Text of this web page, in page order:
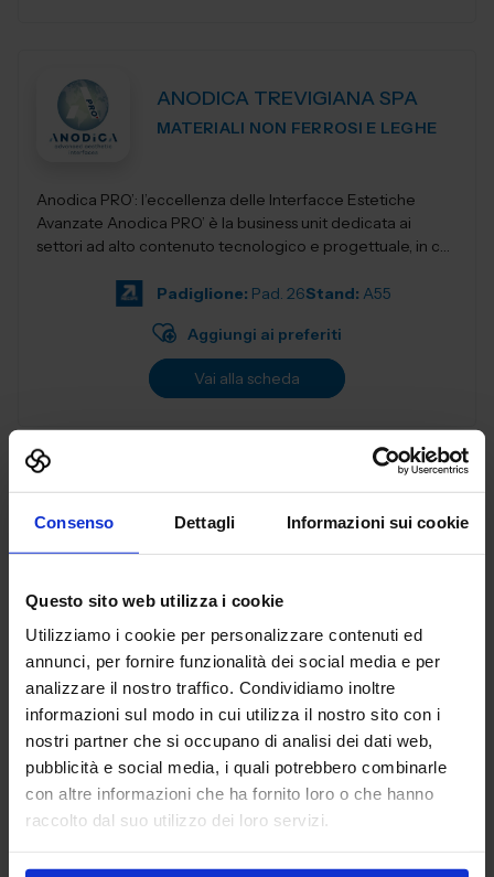
Consenso Dettagli Informazioni sui cookie
Questo sito web utilizza i cookie
Utilizziamo i cookie per personalizzare contenuti ed
annunci, per fornire funzionalità dei social media e per
analizzare il nostro traffico. Condividiamo inoltre
informazioni sul modo in cui utilizza il nostro sito con i
nostri partner che si occupano di analisi dei dati web,
pubblicità e social media, i quali potrebbero combinarle
con altre informazioni che ha fornito loro o che hanno
raccolto dal suo utilizzo dei loro servizi.
ANODICA TREVIGIANA SPA
MATERIALI NON FERROSI E LEGHE
Anodica PRO’: l’eccellenza delle Interfacce Estetiche
Avanzate Anodica PRO’ è la business unit dedicata ai
settori ad alto contenuto tecnologico e progettuale, in cui
Padiglione: Pad. 26Stand: A55
Aggiungi ai preferiti
Vai alla scheda
SUBFORNITURA MECCANICA
Antoniana Minuterie designs and manufactures precision
metal components, both standard and custom-made, with
in-house tooling and sheet-metal stamping processes.
Progettiamo e produciamo minuterie m...
Padiglione:Pad. 26Stand: B95
Aggiungi ai preferiti
Vai alla scheda